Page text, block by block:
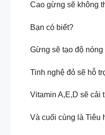
Cao gừng sẽ không
Bạn có biết?
Gừng sẽ tạo độ
Tinh nghệ đỏ sẽ hỗ
Vitamin A,E,D sẽ cải
Và cuối cùng là Tiêu